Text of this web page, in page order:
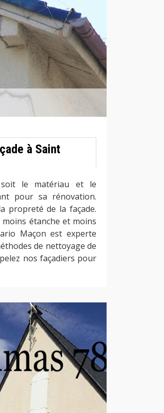
à Saint
soit le matériau et le
pour sa rénovation.
propreté de la façade.
étanche et moins
Maçon est experte
de nettoyage de
nos façadiers pour